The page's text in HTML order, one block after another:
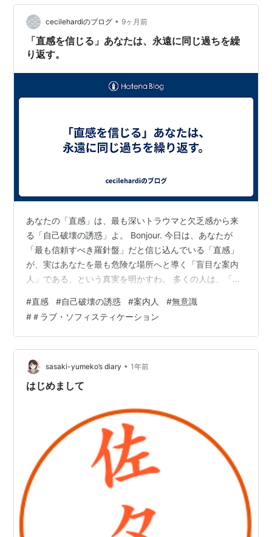
しれませんが、私が見たままの姿を♦妖精王国の歩き方♦
で正直にお伝えしますね。 キラキラした楽園・・ではあ
りませんでした。 ・激しいケンカも日常茶…
cecilehardiのブログ • 9ヶ月前
「直感を信じる」あなたは、永遠に同じ過ちを繰
り返す。
あなたの「直感」は、最も深いトラウマと欠乏感から来
る「自己破壊の誘惑」よ。 Bonjour. 今日は、あなたが
「最も信頼すべき羅針盤」だと信じ込んでいる「直感」
が、実はあなたを最も危険な場所へと導く「盲目な案内
人」である、という真実を明かすわ。 多くの人は、「直
れど、恋愛心理学的に見れば、あなたの「直感」は、過
去にあなたが解決できなかった問題や、満たされなかっ
た欲求を、目の前の相手に「投影」し、再び同じ失敗を
繰り返そうとする無意識の誘惑にすぎないの。 人は、慣
れ親しんだ苦痛に安心感を覚える生き物。あなたの「直
感」が「この人だ！」と叫ぶのは、たい…
#直感 #自己破壊の誘惑 #案内人 #無意識
#＃ラブ・ソフィスティケーション
sasaki-yumeko’s diary • 1年前
はじめまして